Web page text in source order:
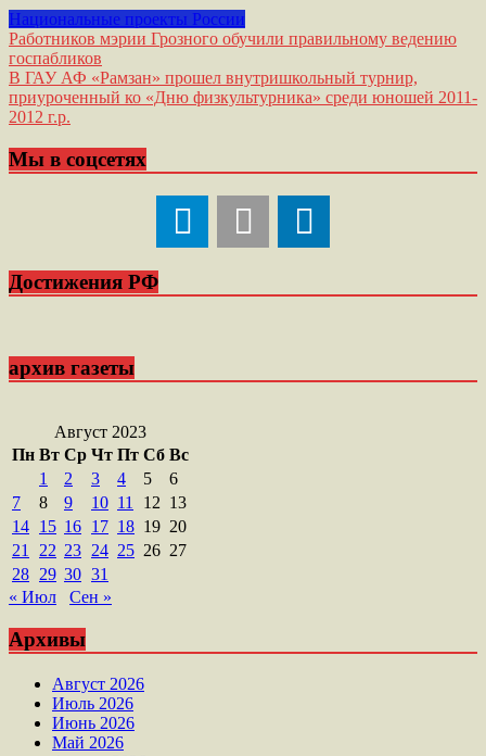
Национальные проекты России
Навигация
по
записям
Работников мэрии Грозного обучили правильному ведению
госпабликов
В ГАУ АФ «Рамзан» прошел внутришкольный турнир,
приуроченный ко «Дню физкультурника» среди юношей 2011-
2012 г.р.
Мы в соцсетях
Достижения РФ
архив газеты
Август 2023
Пн Вт Ср Чт Пт Сб Вс
1
2 3 4 5
6
7
8 9 10 11 12 13
14 15 16 17 18 19 20
21
22 23 24 25 26 27
28 29 30 31
« Июл
Сен »
Архивы
Август 2026
Июль 2026
Июнь 2026
Май 2026